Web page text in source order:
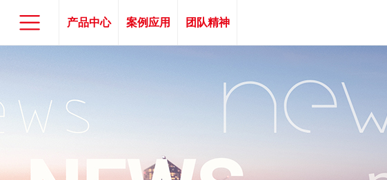
产品中心 案例应用 团队精神